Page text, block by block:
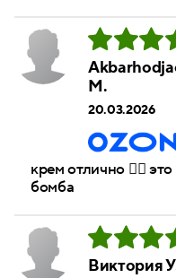
M.
20.03.2026
крем отлично 👍🏻
бомба
Виктория